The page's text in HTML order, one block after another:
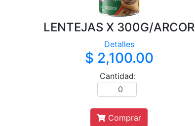
LENTEJAS X 300G/ARCOR
Detalles
$ 2,100.00
Cantidad:
Comprar